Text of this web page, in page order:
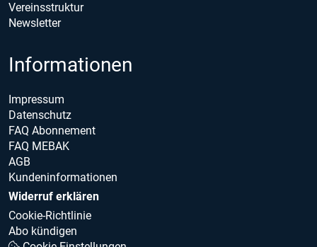
Vereinsstruktur
Newsletter
Informationen
Impressum
Datenschutz
FAQ Abonnement
FAQ MEBAK
AGB
Kundeninformationen
Widerruf erklären
Cookie-Richtlinie
Abo kündigen